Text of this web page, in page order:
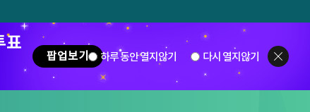
표
팝업보기 하루 동안 열지않기 다시 열지않기